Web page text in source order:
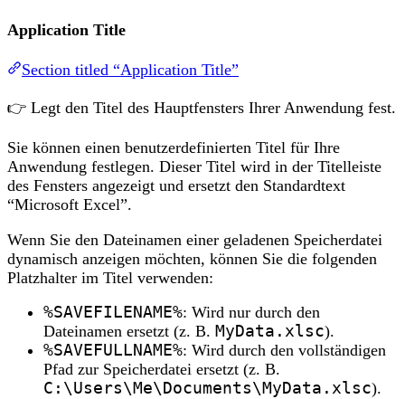
Application Title
Section titled “Application Title”
👉 Legt den Titel des Hauptfensters Ihrer Anwendung fest.
Sie können einen benutzerdefinierten Titel für Ihre
Anwendung festlegen. Dieser Titel wird in der Titelleiste
des Fensters angezeigt und ersetzt den Standardtext
“Microsoft Excel”.
Wenn Sie den Dateinamen einer geladenen Speicherdatei
dynamisch anzeigen möchten, können Sie die folgenden
Platzhalter im Titel verwenden:
%SAVEFILENAME%: Wird nur durch den
Dateinamen ersetzt (z. B. MyData.xlsc).
%SAVEFULLNAME%: Wird durch den vollständigen
Pfad zur Speicherdatei ersetzt (z. B.
C:\Users\Me\Documents\MyData.xlsc).